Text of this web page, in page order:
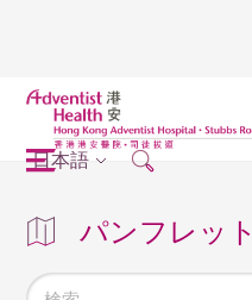
日本語
パンフレット